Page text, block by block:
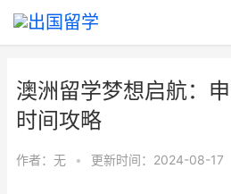
澳洲留学梦想启航：
时间攻略
作者：无 • 更新时间：2024-08-17